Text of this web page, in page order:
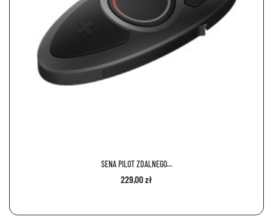
SENA PILOT ZDALNEGO...
229,00 zł